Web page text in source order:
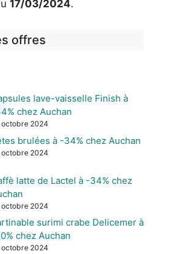
17/03/2024.
offres
lave-vaisselle Finish à
chez Auchan
octobre 2024
brulées à -34% chez Auchan
octobre 2024
latte de Lactel à -34% chez
octobre 2024
surimi crabe Delicemer à
chez Auchan
octobre 2024